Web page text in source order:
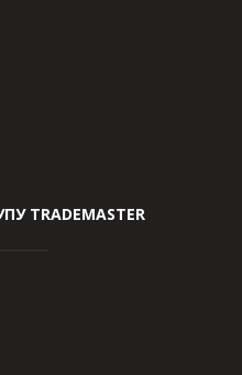
TRADEMASTER